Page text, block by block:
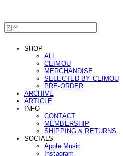
SHOP
ALL
CEIMOU
MERCHANDISE
SELECTED BY CEIMOU
PRE-ORDER
ARCHIVE
ARTICLE
INFO
CONTACT
MEMBERSHIP
SHIPPING & RETURNS
SOCIALS
Apple Music
Instagram